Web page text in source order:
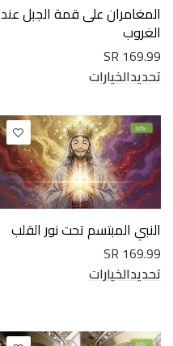
المغامران على قمة الجبل عند
الغروب
169.99 SR
تحديدالخيارات
-30%
النبي المبتسم تحت نور القلب
169.99 SR
تحديدالخيارات